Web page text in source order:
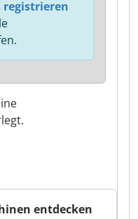
registrieren
entdecken